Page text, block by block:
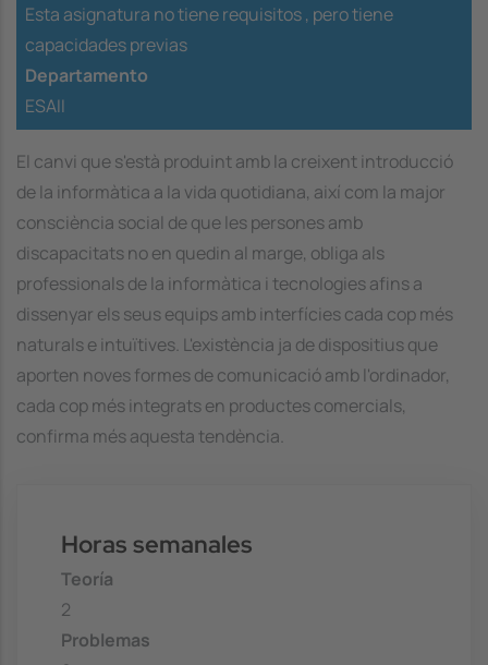
Esta asignatura no tiene requisitos , pero tiene
capacidades previas
Departamento
ESAII
El canvi que s'està produint amb la creixent introducció
de la informàtica a la vida quotidiana, així com la major
consciència social de que les persones amb
discapacitats no en quedin al marge, obliga als
professionals de la informàtica i tecnologies afins a
dissenyar els seus equips amb interfícies cada cop més
naturals e intuïtives. L'existència ja de dispositius que
aporten noves formes de comunicació amb l'ordinador,
cada cop més integrats en productes comercials,
confirma més aquesta tendència.
Horas semanales
Teoría
2
Problemas